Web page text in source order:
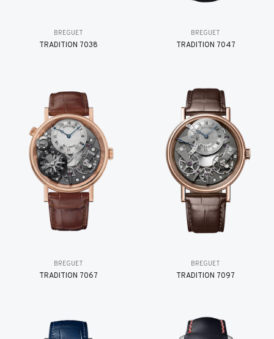
BREGUET
TRADITION 7038
BREGUET
TRADITION 7047
BREGUET
TRADITION 7067
BREGUET
TRADITION 7097